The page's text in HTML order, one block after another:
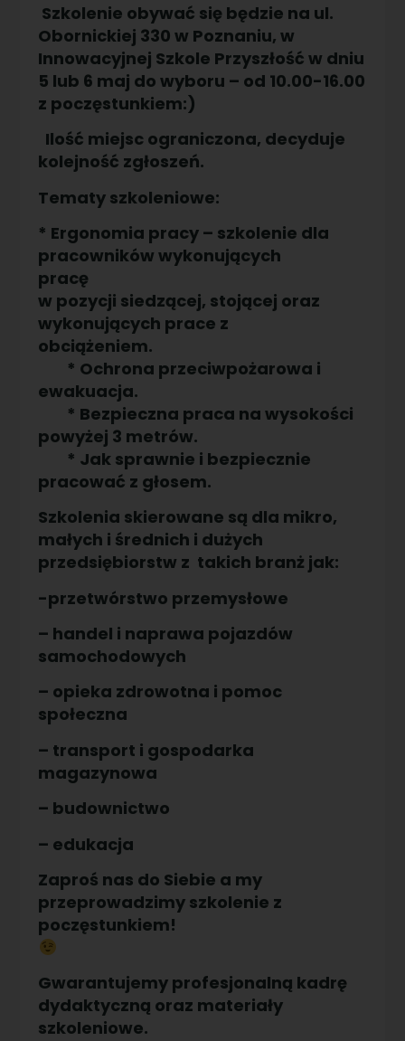
Szkolenie obywać się będzie na ul.
Obornickiej 330 w Poznaniu, w
Innowacyjnej Szkole Przyszłość w dniu
5 lub 6 maj do wyboru – od 10.00-16.00
z poczęstunkiem:)
Ilość miejsc ograniczona, decyduje
kolejność zgłoszeń.
Tematy szkoleniowe:
* Ergonomia pracy – szkolenie dla
pracowników wykonujących
pracę
w pozycji siedzącej, stojącej oraz
wykonujących prace z
obciążeniem.
* Ochrona przeciwpożarowa i
ewakuacja.
* Bezpieczna praca na wysokości
powyżej 3 metrów.
* Jak sprawnie i bezpiecznie
pracować z głosem.
Szkolenia skierowane są dla mikro,
małych i średnich i dużych
przedsiębiorstw z takich branż jak:
-przetwórstwo przemysłowe
– handel i naprawa pojazdów
samochodowych
– opieka zdrowotna i pomoc
społeczna
– transport i gospodarka
magazynowa
– budownictwo
– edukacja
Zaproś nas do Siebie a my
przeprowadzimy szkolenie z
poczęstunkiem!
Gwarantujemy profesjonalną kadrę
dydaktyczną oraz materiały
szkoleniowe.